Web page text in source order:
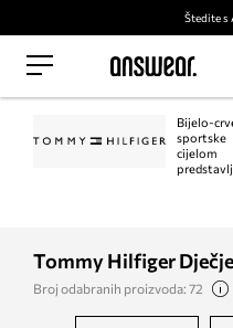
Štedite s
Bijelo-
sportske
cijelom
Tommy Hilfiger
Broj odabranih proizvoda: 72